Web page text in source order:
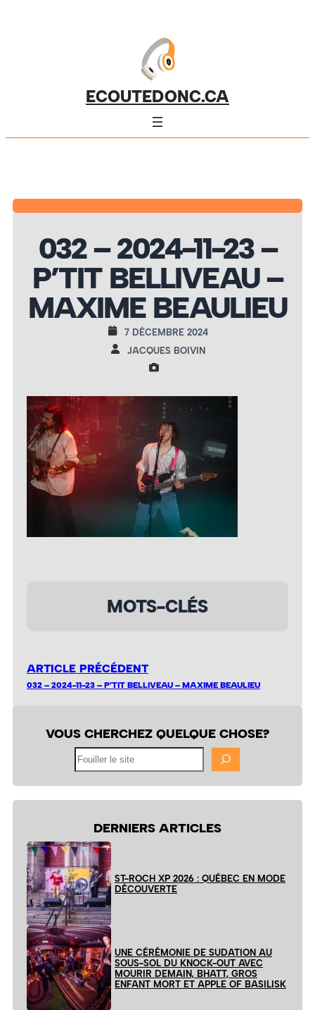
ECOUTEDONC.CA
032 – 2024-11-23 –
P’TIT BELLIVEAU –
MAXIME BEAULIEU
7 DÉCEMBRE 2024
JACQUES BOIVIN
MOTS-CLÉS
ARTICLE PRÉCÉDENT
032 – 2024-11-23 – P’TIT BELLIVEAU – MAXIME BEAULIEU
VOUS CHERCHEZ QUELQUE CHOSE?
DERNIERS ARTICLES
ST-ROCH XP 2026 : QUÉBEC EN MODE
DÉCOUVERTE
UNE CÉRÉMONIE DE SUDATION AU
SOUS-SOL DU KNOCK-OUT AVEC
MOURIR DEMAIN, BHATT, GROS
ENFANT MORT ET APPLE OF BASILISK